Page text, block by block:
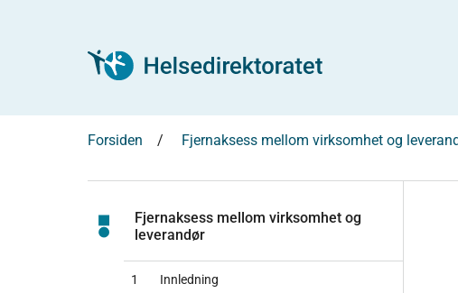
Forsiden Fjernaksess mellom virksomhet og
Fjernaksess mellom virksomhet og
leverandør
1 Innledning